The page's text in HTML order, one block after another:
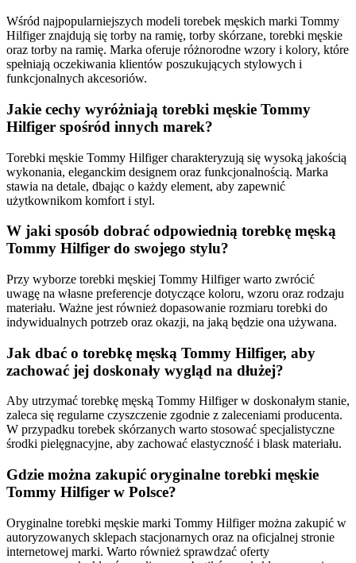
Wśród najpopularniejszych modeli torebek męskich marki Tommy
Hilfiger znajdują się torby na ramię, torby skórzane, torebki męskie
oraz torby na ramię. Marka oferuje różnorodne wzory i kolory, które
spełniają oczekiwania klientów poszukujących stylowych i
funkcjonalnych akcesoriów.
Jakie cechy wyróżniają torebki męskie Tommy
Hilfiger spośród innych marek?
Torebki męskie Tommy Hilfiger charakteryzują się wysoką jakością
wykonania, eleganckim designem oraz funkcjonalnością. Marka
stawia na detale, dbając o każdy element, aby zapewnić
użytkownikom komfort i styl.
W jaki sposób dobrać odpowiednią torebkę męską
Tommy Hilfiger do swojego stylu?
Przy wyborze torebki męskiej Tommy Hilfiger warto zwrócić
uwagę na własne preferencje dotyczące koloru, wzoru oraz rodzaju
materiału. Ważne jest również dopasowanie rozmiaru torebki do
indywidualnych potrzeb oraz okazji, na jaką będzie ona używana.
Jak dbać o torebkę męską Tommy Hilfiger, aby
zachować jej doskonały wygląd na dłużej?
Aby utrzymać torebkę męską Tommy Hilfiger w doskonałym stanie,
zaleca się regularne czyszczenie zgodnie z zaleceniami producenta.
W przypadku torebek skórzanych warto stosować specjalistyczne
środki pielęgnacyjne, aby zachować elastyczność i blask materiału.
Gdzie można zakupić oryginalne torebki męskie
Tommy Hilfiger w Polsce?
Oryginalne torebki męskie marki Tommy Hilfiger można zakupić w
autoryzowanych sklepach stacjonarnych oraz na oficjalnej stronie
internetowej marki. Warto również sprawdzać oferty